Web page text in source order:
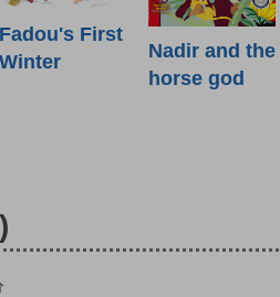
Fadou's First
Winter
Nadir and the
horse god